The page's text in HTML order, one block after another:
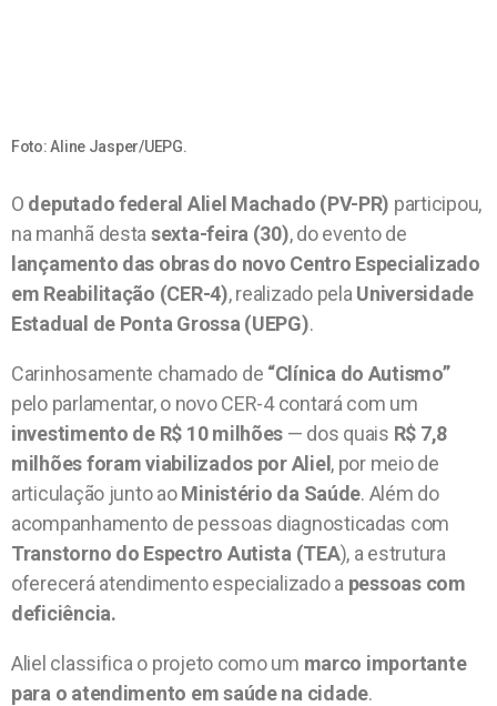
Foto: Aline Jasper/UEPG.
O deputado federal Aliel Machado (PV-PR) participou,
na manhã desta sexta-feira (30), do evento de
lançamento das obras do novo Centro Especializado
em Reabilitação (CER-4), realizado pela Universidade
Estadual de Ponta Grossa (UEPG).
Carinhosamente chamado de “Clínica do Autismo”
pelo parlamentar, o novo CER-4 contará com um
investimento de R$ 10 milhões — dos quais R$ 7,8
milhões foram viabilizados por Aliel, por meio de
articulação junto aoMinistério da Saúde. Além do
acompanhamento de pessoas diagnosticadas com
Transtorno do Espectro Autista (TEA), a estrutura
oferecerá atendimento especializado a pessoas com
deficiência.
Aliel classifica o projeto como um marco importante
para o atendimento em saúde na cidade.